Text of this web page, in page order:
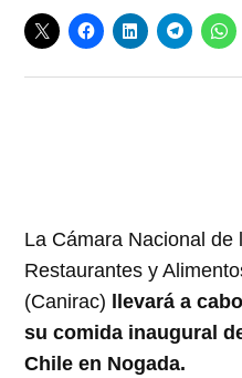
La Cámara Nacional de
Restaurantes y
(Canirac) llevará a
su comida inaugural
Chile en Nogada.